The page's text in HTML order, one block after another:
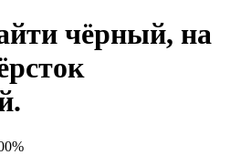
чёрный, на